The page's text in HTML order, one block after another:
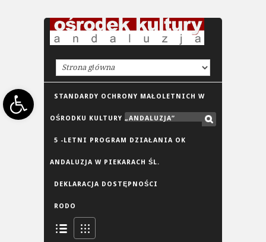
Open toolbarSTANDARDY OCHRONY MAŁOLETNICH W
OŚRODKU KULTURY „ANDALUZJA”
5 -LETNI PROGRAM DZIAŁANIA OK
ANDALUZJA W PIEKARACH ŚL.
DEKLARACJA DOSTĘPNOŚCI
RODO